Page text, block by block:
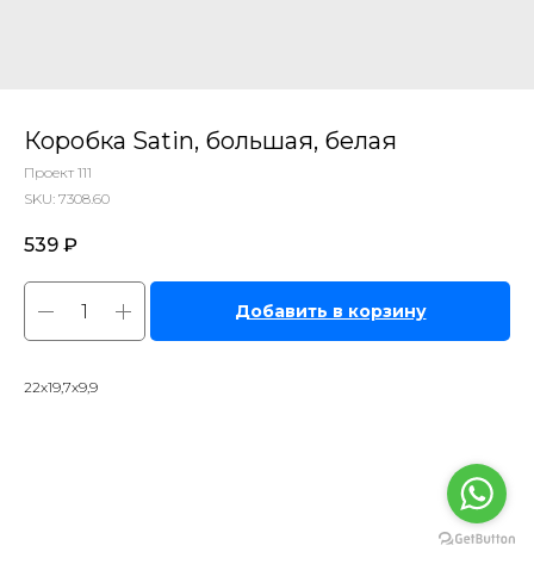
Коробка Satin, большая, белая
Проект 111
SKU: 7308.60
539 ₽
Добавить в корзину
22х19,7х9,9